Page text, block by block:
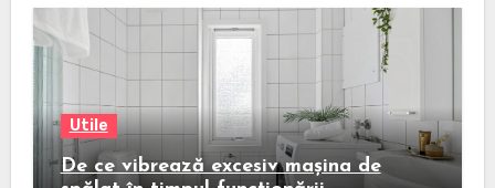
Utile
De ce vibrează excesiv mașina de